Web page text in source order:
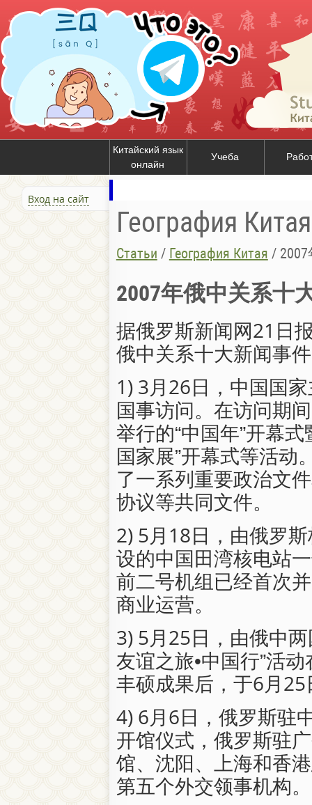
Китайский язык
онлайн
Учеба
Вход на сайт
География Китая
Статьи / География Китая /
2007年俄中关系十
据俄罗斯新闻网21日
俄中关系十大新闻事
1) 3月26日，中国国
国事访问。在访问期
举行的“中国年”开幕
国家展”开幕式等活动
了一系列重要政治文
协议等共同文件。
2) 5月18日，由俄罗
设的中国田湾核电站
前二号机组已经首次
商业运营。
3) 5月25日，由俄中
友谊之旅•中国行”活
丰硕成果后，于6月
4) 6月6日，俄罗斯驻
开馆仪式，俄罗斯驻
馆、沈阳、上海和香
第五个外交领事机构。